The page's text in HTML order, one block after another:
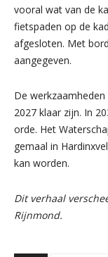
vooral wat van de
fietspaden op de
afgesloten. Met
aangegeven.
De
2027 klaar zijn. In
orde. Het
gemaal in
kan worden.
Dit verhaal
Rijnmond.